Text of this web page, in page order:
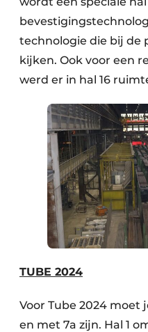
technologie die bij de
kijken. Ook voor een
werd er in hal 16
TUBE 2024
Voor Tube 2024 moet
en met 7a zijn. Hal 1